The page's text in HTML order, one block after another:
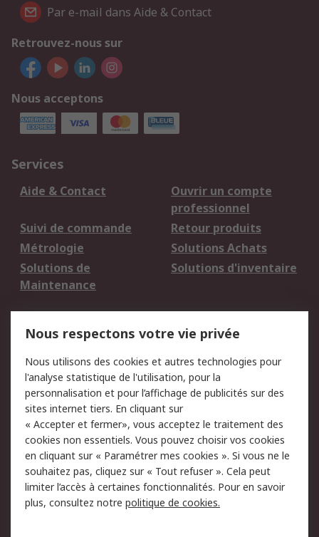
Par e-mail dans Aide & Contact
Retrouvez-nous sur
Nous acceptons
Services
Aide & Contact
Ouvrir un compte
professionnel
Suivi de commande
Retour produits
Métrologie
Solutions Achats
Solutions de
Maintenance
Solutions d'inventaire
du site
Politique de protection
des données - Mise à
jour
Sécurité des E-mails
Conditions générales
de vente
Politique anti-
corruption
Campagnes marketing
A propos de RS
Nous respectons votre vie privée
Nous utilisons des cookies et autres technologies pour
l'analyse statistique de l'utilisation, pour la
personnalisation et pour l’affichage de publicités sur des
sites internet tiers. En cliquant sur
« Accepter et fermer», vous acceptez le traitement des
cookies non essentiels. Vous pouvez choisir vos cookies
en cliquant sur « Paramétrer mes cookies ». Si vous ne le
souhaitez pas, cliquez sur « Tout refuser ». Cela peut
limiter l’accès à certaines fonctionnalités. Pour en savoir
plus, consultez notre politique de cookies.